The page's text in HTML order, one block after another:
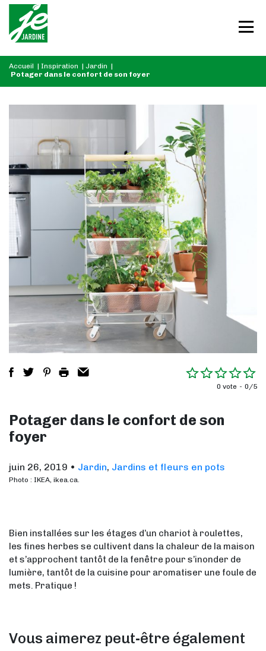
Accueil | Inspiration | Jardin |
Potager dans le confort de son foyer
0 vote 0/5
Potager dans le confort de son
foyer
juin 26, 2019 • Jardin, Jardins et fleurs en pots
Photo : IKEA, ikea.ca.
Bien installées sur les étages d’un chariot à roulettes,
les fines herbes se cultivent dans la chaleur de la maison
et s’approchent tantôt de la fenêtre pour s’inonder de
lumière, tantôt de la cuisine pour aromatiser une foule de
mets. Pratique !
Vous aimerez peut-être également